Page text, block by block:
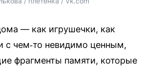
— как игрушечки, как
с чем‑то невидимо ценным,
фрагменты памяти, которые